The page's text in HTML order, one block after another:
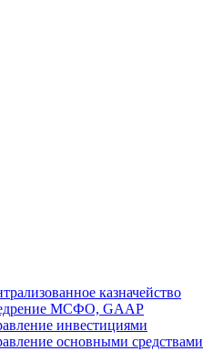
казначейство
МСФО, GAAP
инвестициями
основными средствами